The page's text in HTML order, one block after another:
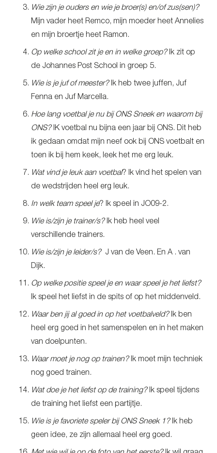
Wie zijn je ouders en wie je broer(s) en/of zus(sen)?
Mijn vader heet Remco, mijn moeder heet Annelies
en mijn broertje heet Ramon.
Op welke school zit je en in welke groep?Ik zit op
de Johannes Post School in groep 5.
Wie is je juf of meester?Ik heb twee juffen, Juf
Fenna en Juf Marcella.
Hoe lang voetbal je nu bij ONS Sneek en waarom bij
ONS?IK voetbal nu bijna een jaar bij ONS. Dit heb
ik gedaan omdat mijn neef ook bij ONS voetbalt en
toen ik bij hem keek, leek het me erg leuk.
Wat vind je leuk aan voetbal? Ik vind het spelen van
de wedstrijden heel erg leuk.
In welk team speel je? Ik speel in JO09-2.
Wie is/zijn je trainer/s?Ik heb heel veel
verschillende trainers.
Wie is/zijn je leider/s?J van de Veen. En A . van
Dijk.
Op welke positie speel je en waar speel je het liefst?
Ik speel het liefst in de spits of op het middenveld.
Waar ben jij al goed in op het voetbalveld?Ik ben
heel erg goed in het samenspelen en in het maken
van doelpunten.
Waar moet je nog op trainen?Ik moet mijn techniek
nog goed trainen.
Wat doe je het liefst op de training?Ik speel tijdens
de training het liefst een partijtje.
Wie is je favoriete speler bij ONS Sneek 1?Ik heb
geen idee, ze zijn allemaal heel erg goed.